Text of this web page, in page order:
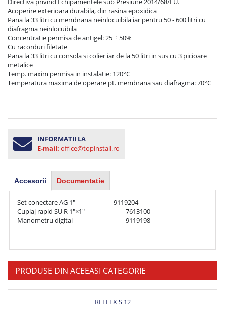
Acoperire exterioara durabila, din rasina epoxidica
Pana la 33 litri cu membrana neinlocuibila iar pentru 50 - 600 litri cu
diafragma neinlocuibila
Concentratie permisa de antigel: 25 ÷ 50%
Cu racorduri filetate
Pana la 33 litri cu consola si colier iar de la 50 litri in sus cu 3 picioare
metalice
Temp. maxim permisa in instalatie: 120°C
Temperatura maxima de operare pt. membrana sau diafragma: 70°C
INFORMATII LA
E-mail: office@topinstall.ro
Accesorii Documentatie
Set conectare AG 1"	                        9119204
Cuplaj rapid SU R 1"×1"	                        7613100
Manometru digital	                                9119198
PRODUSE DIN ACEEASI CATEGORIE
REFLEX S 12